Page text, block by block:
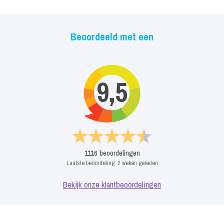
Beoordeeld met een
9,5
1116 beoordelingen
Laatste beoordeling: 2 weken geleden
Bekijk onze klantbeoordelingen